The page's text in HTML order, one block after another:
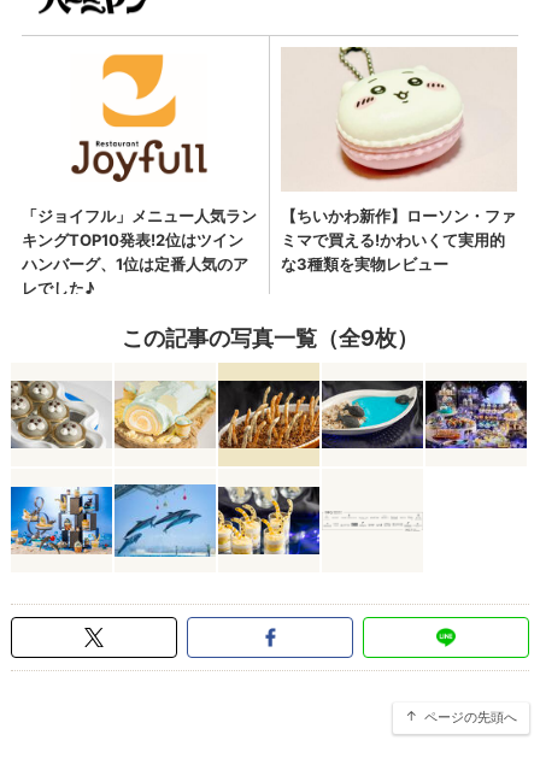
この記事の写真一覧（全9枚）
ページの先頭へ